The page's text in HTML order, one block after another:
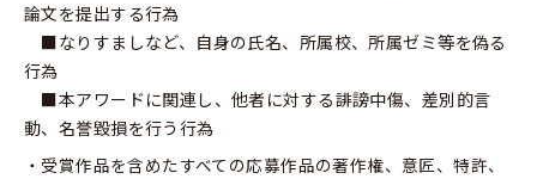
論文を提出する行為
■なりすましなど、自身の氏名、所属校、所属ゼミ等を偽る
行為
■本アワードに関連し、他者に対する誹謗中傷、差別的言
動、名誉毀損を行う行為
・受賞作品を含めたすべての応募作品の著作権、意匠、特許、